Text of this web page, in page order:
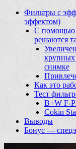
Фильтры с
эффектом)
С помощью
решаются
крупных
снимке
Как это
Тест
B+W F-
Cokin
Выводы
Бонус —